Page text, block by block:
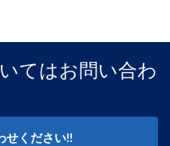
てはお問い合わ
せください!!